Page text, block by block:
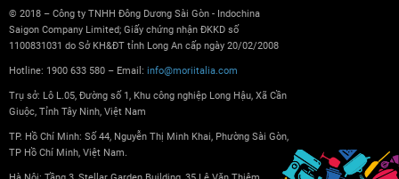
© 2018 – Công ty TNHH Đông Dương Sài Gòn - Indochina
Saigon Company Limited; Giấy chứng nhận ĐKKD số
1100831031 do Sở KH&ĐT tỉnh Long An cấp ngày 20/02/2008
Hotline: 1900 633 580 – Email: info@moriitalia.com
Trụ sở: Lô L.05, Đường số 1, Khu công nghiệp Long Hậu, Xã Cần
Giuộc, Tỉnh Tây Ninh, Việt Nam
TP. Hồ Chí Minh: Số 44, Nguyễn Thị Minh Khai, Phường Sài Gòn,
TP Hồ Chí Minh, Việt Nam.